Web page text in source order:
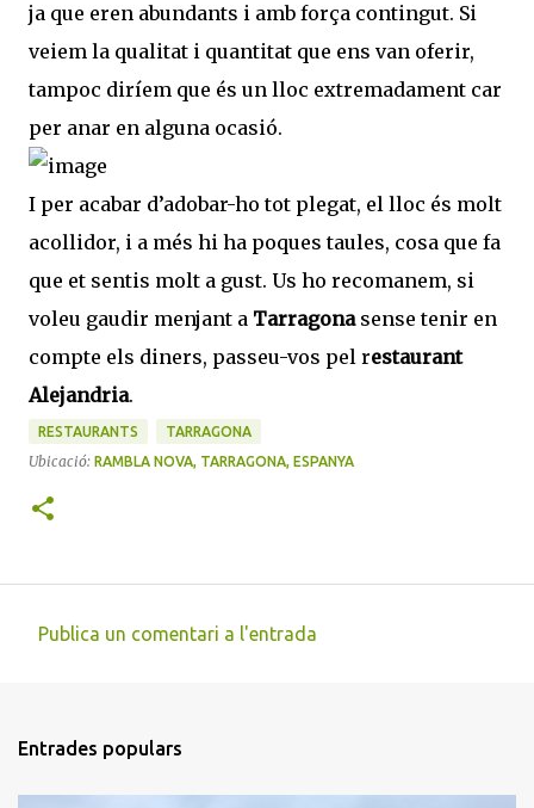
ja que eren abundants i amb força contingut. Si
veiem la qualitat i quantitat que ens van oferir,
tampoc diríem que és un lloc extremadament car
per anar en alguna ocasió.
I per acabar d’adobar-ho tot plegat, el lloc és molt
acollidor, i a més hi ha poques taules, cosa que fa
que et sentis molt a gust. Us ho recomanem, si
voleu gaudir menjant a Tarragonasense tenir en
compte els diners, passeu-vos pel restaurant
Alejandria.
RESTAURANTS TARRAGONA
Ubicació: RAMBLA NOVA, TARRAGONA, ESPANYA
e
n
Publica un comentari a l'entrada
Entrades populars